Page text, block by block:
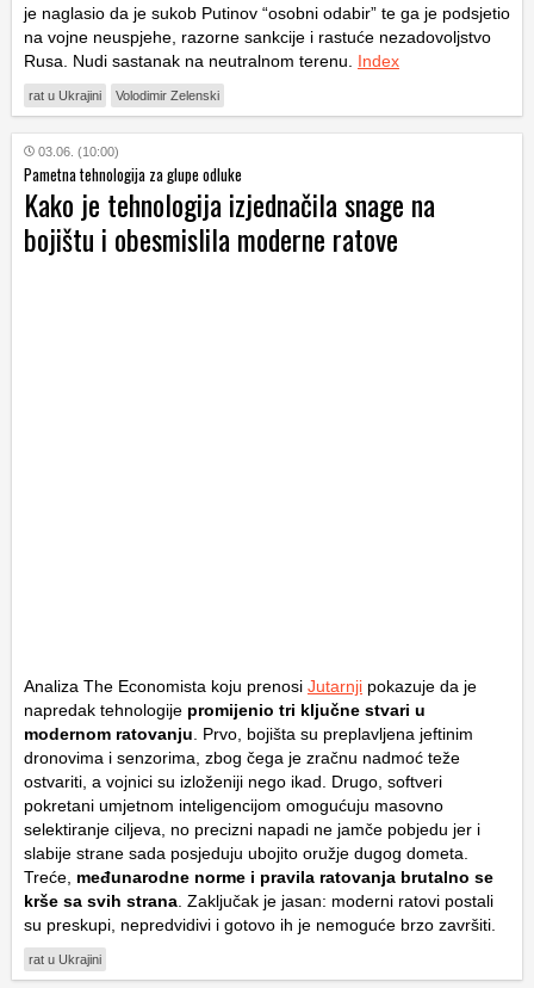
je naglasio da je sukob Putinov “osobni odabir” te ga je podsjetio
na vojne neuspjehe, razorne sankcije i rastuće nezadovoljstvo
Rusa. Nudi sastanak na neutralnom terenu. Index
rat u Ukrajini Volodimir Zelenski
03.06. (10:00)
Pametna tehnologija za glupe odluke
Kako je tehnologija izjednačila snage na
bojištu i obesmislila moderne ratove
Analiza The Economista koju prenosi Jutarnji pokazuje da je
napredak tehnologije promijenio tri ključne stvari u
modernom ratovanju. Prvo, bojišta su preplavljena jeftinim
dronovima i senzorima, zbog čega je zračnu nadmoć teže
ostvariti, a vojnici su izloženiji nego ikad. Drugo, softveri
pokretani umjetnom inteligencijom omogućuju masovno
selektiranje ciljeva, no precizni napadi ne jamče pobjedu jer i
slabije strane sada posjeduju ubojito oružje dugog dometa.
Treće, međunarodne norme i pravila ratovanja brutalno se
krše sa svih strana. Zaključak je jasan: moderni ratovi postali
su preskupi, nepredvidivi i gotovo ih je nemoguće brzo završiti.
rat u Ukrajini